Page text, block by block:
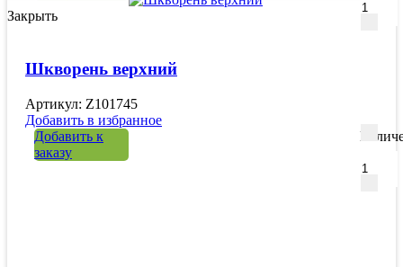
Закрыть
Шкворень верхний
Артикул: Z101745
Добавить в избранное
Добавить к
заказу